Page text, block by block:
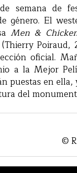
semana de
género. El
Men &
(Thierry Poiraud,
oficial.
a la Mejor
puestas en ella,
del
©